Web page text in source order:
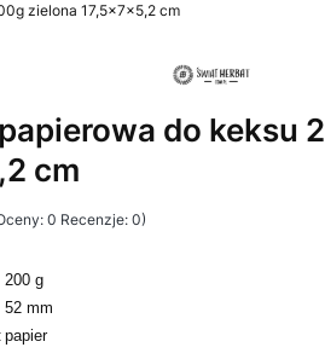
zielona 17,5x7x5,2 cm
do keksu
cm
0 Recenzje: 0)
200 g
52 mm
papier